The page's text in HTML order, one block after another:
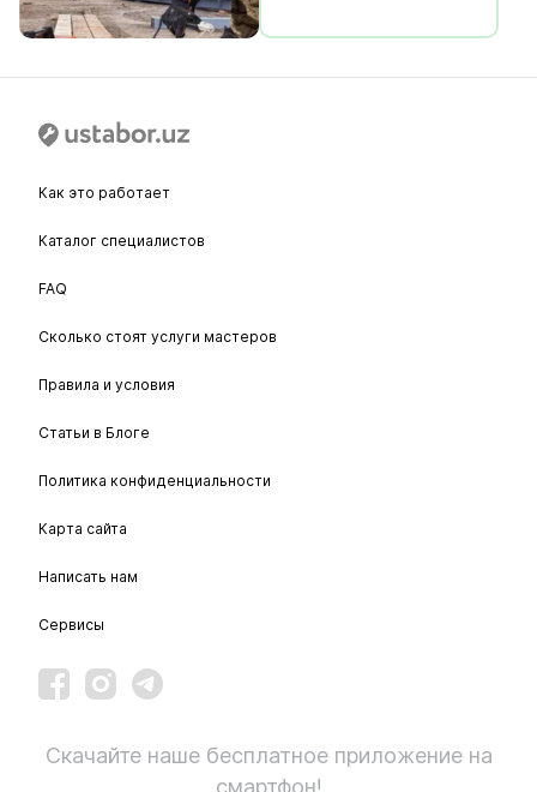
Как это работает
Каталог специалистов
FAQ
Сколько стоят услуги мастеров
Правила и условия
Статьи в Блоге
Политика конфиденциальности
Карта сайта
Написать нам
Сервисы
Скачайте наше бесплатное приложение на
смартфон!